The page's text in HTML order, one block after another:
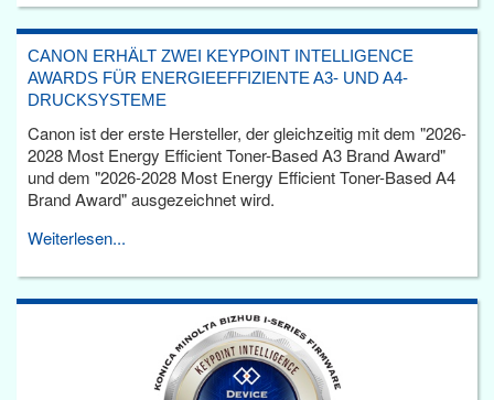
CANON ERHÄLT ZWEI KEYPOINT INTELLIGENCE
AWARDS FÜR ENERGIEEFFIZIENTE A3- UND A4-
DRUCKSYSTEME
Canon ist der erste Hersteller, der gleichzeitig mit dem "2026-
2028 Most Energy Efficient Toner-Based A3 Brand Award"
und dem "2026-2028 Most Energy Efficient Toner-Based A4
Brand Award" ausgezeichnet wird.
Weiterlesen...